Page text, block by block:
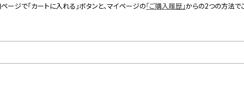
ジで「カートに入れる」ボタンと、マイページの「ご購入履歴」からの2つの方法で